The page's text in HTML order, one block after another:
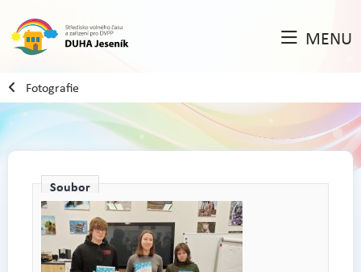
MENU
Fotografie
Soubor